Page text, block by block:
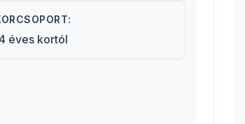
éves kortól